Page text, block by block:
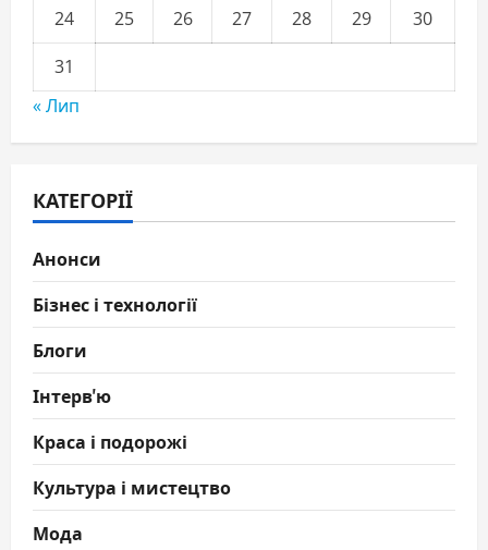
24
25 26 27 28 29
30
31
« Лип
КАТЕГОРІЇ
Анонси
Бізнес і технології
Блоги
Інтерв'ю
Краса і подорожі
Культура і мистецтво
Мода